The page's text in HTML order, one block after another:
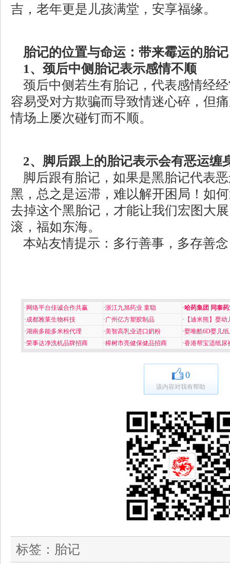
吉，老年更是儿孩满堂，安享福缘。
胎记的位置与命运：带来霉运的胎记
1、颈后中侧胎记表示感情不顺
颈后中侧若生有胎记，代表感情经
容易受对方欺骗而导致情迷心碎，但
情场上屡次碰钉而不顺。
2、脚后跟上的胎记表示会有恶运缠
脚后跟有胎记，如果是黑胎记代表
黑，总之是运滞，难以解开困局！如
去掉这个黑胎记，才能让我们宏图大
滚，福如东海。
本站友情提示：多行善事，多存善
· 网络平台佳诚合作共赢 ·浙江九旭药业 童聪 ·哈药集团 同泰
·成都雅莱生物科技 ·广州亿方塑胶制品 · 【迪米熊】婴幼
·湖南多能多米粉代理 ·美智高乳业进口奶粉 ·婴唯酷6D婴儿
·荣事达净洗机品牌招商 ·樟树市亮健保健品招商 ·香港帮宝适纸尿
0
该内容对我有帮助
标签： 胎记